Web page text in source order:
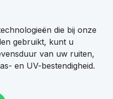
die bij onze
gebruikt, kunt u
van uw ruiten,
en UV-bestendigheid.